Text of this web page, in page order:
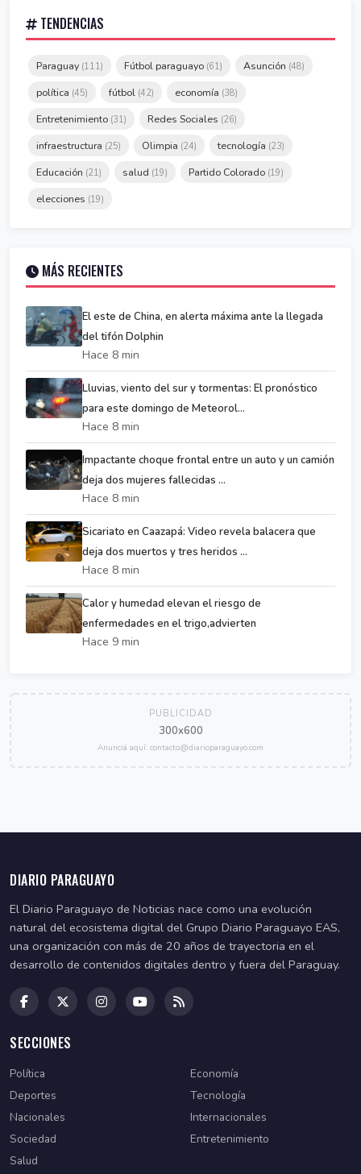
TENDENCIAS
Paraguay (111) Fútbol paraguayo (61) Asunción (48)
política (45) fútbol (42) economía (38)
Entretenimiento (31) Redes Sociales (26)
infraestructura (25) Olimpia (24) tecnología (23)
Educación (21) salud (19) Partido Colorado (19)
elecciones (19)
MÁS RECIENTES
El este de China, en alerta máxima ante la llegada
del tifón Dolphin
Hace 8 min
Lluvias, viento del sur y tormentas: El pronóstico
para este domingo de Meteorol...
Hace 8 min
Impactante choque frontal entre un auto y un camión
deja dos mujeres fallecidas ...
Hace 8 min
Sicariato en Caazapá: Video revela balacera que
deja dos muertos y tres heridos ...
Hace 8 min
Calor y humedad elevan el riesgo de
enfermedades en el trigo,advierten
Hace 9 min
PUBLICIDAD
300x600
Anunciá aquí: contacto@diarioparaguayo.com
DIARIO PARAGUAYO
El Diario Paraguayo de Noticias nace como una evolución
natural del ecosistema digital del Grupo Diario Paraguayo EAS,
una organización con más de 20 años de trayectoria en el
desarrollo de contenidos digitales dentro y fuera del Paraguay.
SECCIONES
Política
Economía
Deportes
Tecnología
Nacionales
Internacionales
Sociedad
Entretenimiento
Salud